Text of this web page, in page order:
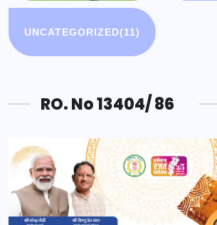
UNCATEGORIZED(11)
RO. No 13404/ 86